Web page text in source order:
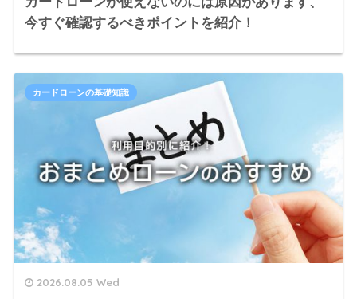
今すぐ確認するべきポイントを紹介！
2026.08.05 Wed
カードローンの基礎知識